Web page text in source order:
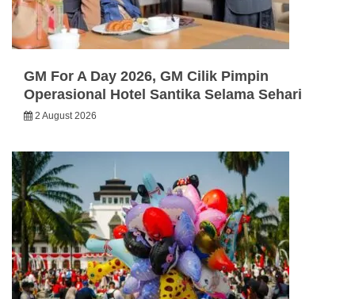
GM For A Day 2026, GM Cilik Pimpin
Operasional Hotel Santika Selama Sehari
2 August 2026